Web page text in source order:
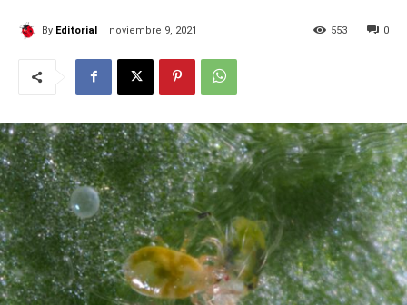
By Editorial noviembre 9, 2021 0
553